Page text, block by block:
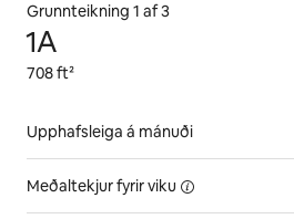
Grunnteikning 1 af 3
1A
708 ft²
Upphafsleiga á mánuði
Meðaltekjur fyrirviku